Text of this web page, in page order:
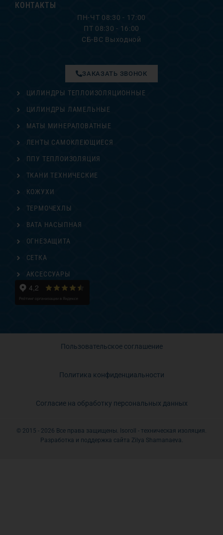
КОНТАКТЫ
ПН-ЧТ 08:30 - 17:00
ПТ 08:30 - 16:00
СБ-ВС Выходной
ЦИЛИНДРЫ ТЕПЛОИЗОЛЯЦИОННЫЕ
ЦИЛИНДРЫ ЛАМЕЛЬНЫЕ
МАТЫ МИНЕРАЛОВАТНЫЕ
ЛЕНТЫ САМОКЛЕЮЩИЕСЯ
ППУ ТЕПЛОИЗОЛЯЦИЯ
ТКАНИ ТЕХНИЧЕСКИЕ
ЗАКАЗАТЬ ЗВОНОК
КОЖУХИ
ТЕРМОЧЕХЛЫ
ВАТА НАСЫПНАЯ
ОГНЕЗАЩИТА
СЕТКА
АКСЕССУАРЫ
Пользовательское соглашение
Политика конфиденциальности
Согласие на обработку персональных данных
© 2015 - 2026 Все права защищены. Isoroll - техническая изоляция.
Разработка и поддержка сайта Zilya Shamanaeva.